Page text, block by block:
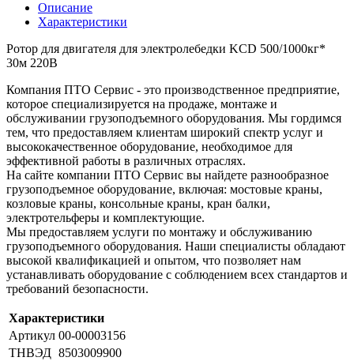
Описание
Характеристики
Ротор для двигателя для электролебедки KCD 500/1000кг*
30м 220В
Компания ПТО Сервис - это производственное предприятие,
которое специализируется на продаже, монтаже и
обслуживании грузоподъемного оборудования. Мы гордимся
тем, что предоставляем клиентам широкий спектр услуг и
высококачественное оборудование, необходимое для
эффективной работы в различных отраслях.
На сайте компании ПТО Сервис вы найдете разнообразное
грузоподъемное оборудование, включая: мостовые краны,
козловые краны, консольные краны, кран балки,
электротельферы и комплектующие.
Мы предоставляем услуги по монтажу и обслуживанию
грузоподъемного оборудования. Наши специалисты обладают
высокой квалификацией и опытом, что позволяет нам
устанавливать оборудование с соблюдением всех стандартов и
требований безопасности.
Характеристики
Артикул 00-00003156
ТНВЭД 8503009900